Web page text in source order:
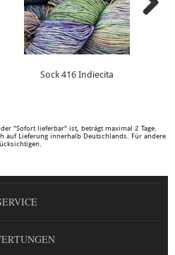
Sock 416 Indiecita
"Sofort lieferbar" ist, beträgt maximal 2 Tage.
auf Lieferung innerhalb Deutschlands. Für andere